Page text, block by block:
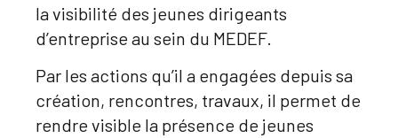
la visibilité des jeunes dirigeants
d’entreprise au sein du MEDEF.
Par les actions qu’il a engagées depuis sa
création, rencontres, travaux, il permet de
rendre visible la présence de jeunes